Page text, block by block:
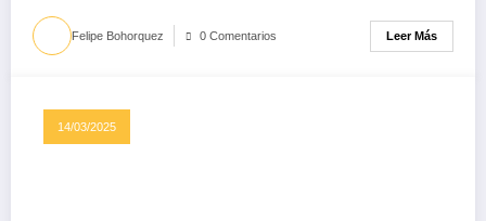
Felipe Bohorquez 0 Comentarios Leer Más
14/03/2025